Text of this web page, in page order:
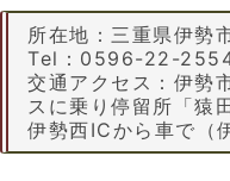
所在地：三重県伊勢
Tel：0596-22-
交通アクセス：伊勢
スに乗り停留所「猿
伊勢西ICから車で（